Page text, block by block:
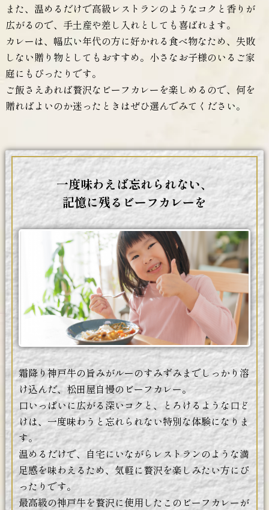
また、温めるだけで高級レストランのようなコクと香りが
広がるので、手土産や差し入れとしても喜ばれます。
カレーは、幅広い年代の方に好かれる食べ物なため、失敗
しない贈り物としてもおすすめ。小さなお子様のいるご家
庭にもぴったりです。
ご飯さえあれば贅沢なビーフカレーを楽しめるので、何を
贈ればよいのか迷ったときはぜひ選んでみてください。
一度味わえば忘れられない、
記憶に残るビーフカレーを
霜降り神戸牛の旨みがルーのすみずみまでしっかり溶
け込んだ、松田屋自慢のビーフカレー。
口いっぱいに広がる深いコクと、とろけるような口ど
けは、一度味わうと忘れられない特別な体験になりま
す。
温めるだけで、自宅にいながらレストランのような満
足感を味わえるため、気軽に贅沢を楽しみたい方にぴ
ったりです。
最高級の神戸牛を贅沢に使用したこのビーフカレーが